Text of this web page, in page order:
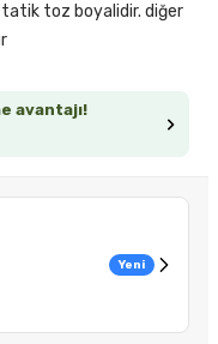
avantajı!
Yeni
toz boyalidir. diğer